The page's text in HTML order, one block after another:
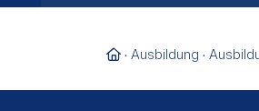
Zur Startseite
Ausbildung